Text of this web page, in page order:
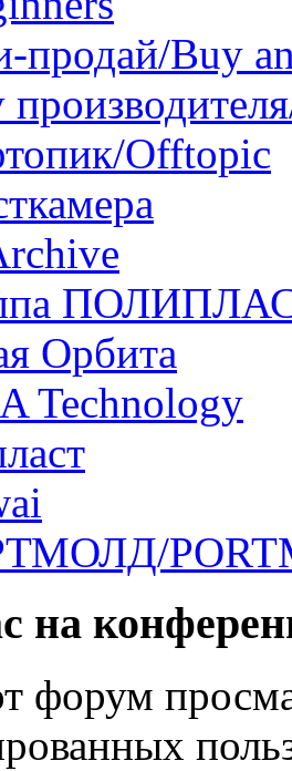
Buy
Offtopic
Орбита
Technology
на
форум